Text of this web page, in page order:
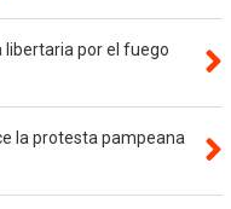
libertaria por el fuego
la protesta pampeana